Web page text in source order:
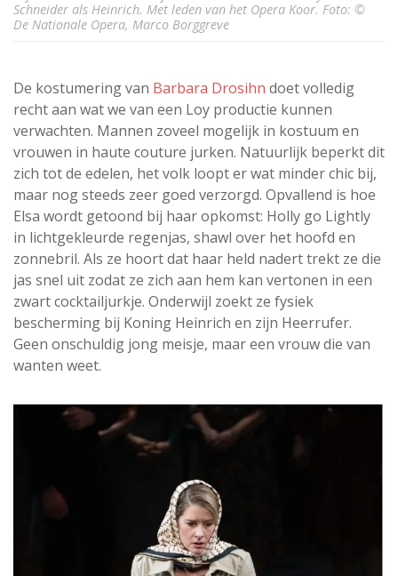
Schneider als Heinrich. Met leden van het Opera Koor. Foto: ©
De Nationale Opera, Marco Borggreve
De kostumering van Barbara Drosihn doet volledig
recht aan wat we van een Loy productie kunnen
verwachten. Mannen zoveel mogelijk in kostuum en
vrouwen in haute couture jurken. Natuurlijk beperkt dit
zich tot de edelen, het volk loopt er wat minder chic bij,
maar nog steeds zeer goed verzorgd. Opvallend is hoe
Elsa wordt getoond bij haar opkomst: Holly go Lightly
in lichtgekleurde regenjas, shawl over het hoofd en
zonnebril. Als ze hoort dat haar held nadert trekt ze die
jas snel uit zodat ze zich aan hem kan vertonen in een
zwart cocktailjurkje. Onderwijl zoekt ze fysiek
bescherming bij Koning Heinrich en zijn Heerrufer.
Geen onschuldig jong meisje, maar een vrouw die van
wanten weet.